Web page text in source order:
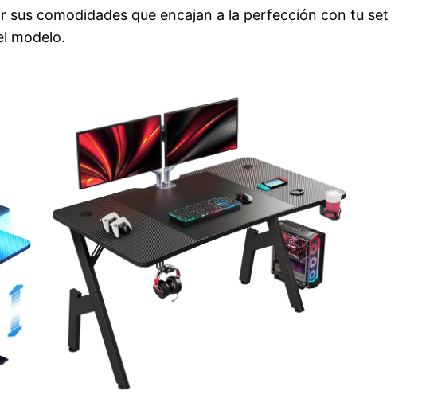
sus comodidades que encajan a la perfección con tu set
modelo.